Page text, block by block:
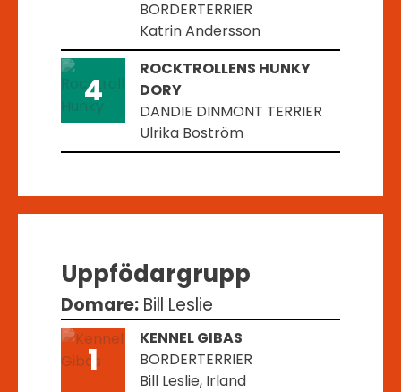
BORDERTERRIER
Katrin Andersson
4
ROCKTROLLENS HUNKY
DORY
DANDIE DINMONT TERRIER
Ulrika Boström
Uppfödargrupp
Domare: Bill Leslie
1
KENNEL GIBAS
BORDERTERRIER
Bill Leslie, Irland